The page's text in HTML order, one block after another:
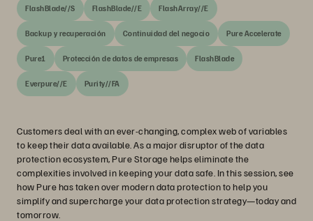
FlashBlade//S FlashBlade//E FlashArray//E
Backup y recuperación Continuidad del negocio Pure Accelerate
Pure1 Protección de datos de empresas FlashBlade
Everpure//E Purity//FA
Customers deal with an ever-changing, complex web of variables
to keep their data available. As a major disruptor of the data
protection ecosystem, Pure Storage helps eliminate the
complexities involved in keeping your data safe. In this session, see
how Pure has taken over modern data protection to help you
simplify and supercharge your data protection strategy—today and
tomorrow.